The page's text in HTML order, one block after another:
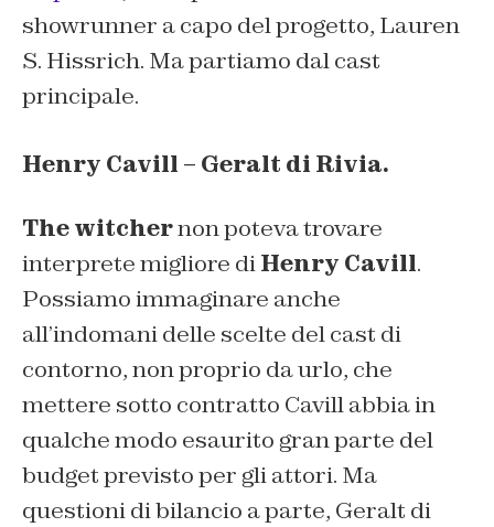
showrunner a capo del progetto, Lauren
S. Hissrich. Ma partiamo dal cast
principale.
Henry Cavill – Geralt di Rivia.
The witchernon poteva trovare
interprete migliore diHenry Cavill.
Possiamo immaginare anche
all’indomani delle scelte del cast di
contorno, non proprio da urlo, che
mettere sotto contratto Cavill abbia in
qualche modo esaurito gran parte del
budget previsto per gli attori. Ma
questioni di bilancio a parte, Geralt di